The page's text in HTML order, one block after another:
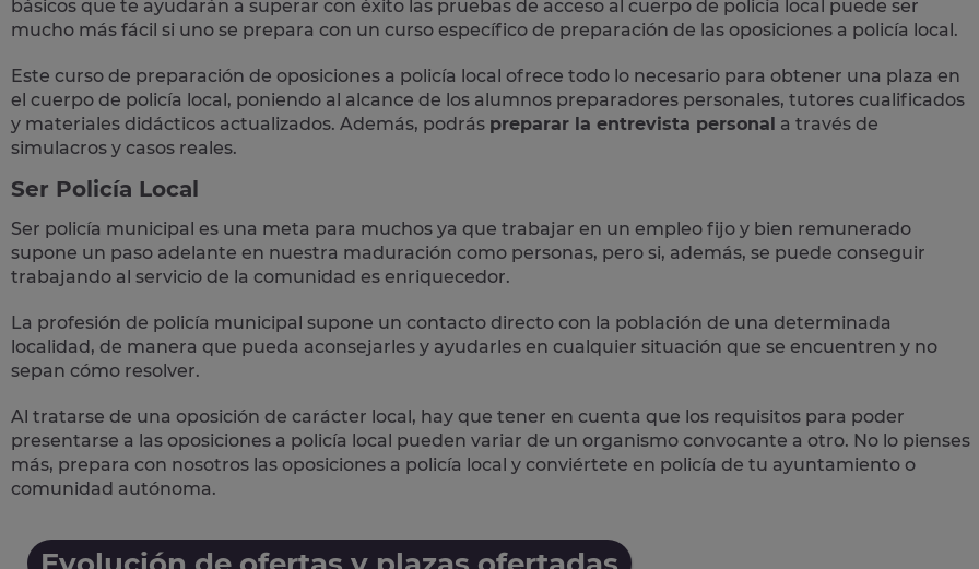
básicos que te ayudarán a superar con éxito las pruebas de acceso al cuerpo de policía local puede ser
mucho más fácil si uno se prepara con un curso específico de preparación de las oposiciones a policía local.
Este curso de preparación de oposiciones a policía local ofrece todo lo necesario para obtener una plaza en
el cuerpo de policía local, poniendo al alcance de los alumnos preparadores personales, tutores cualificados
y materiales didácticos actualizados. Además, podrás preparar la entrevista personal a través de
simulacros y casos reales.
Ser Policía Local
Ser policía municipal es una meta para muchos ya que trabajar en un empleo fijo y bien remunerado
supone un paso adelante en nuestra maduración como personas, pero si, además, se puede conseguir
trabajando al servicio de la comunidad es enriquecedor.
La profesión de policía municipal supone un contacto directo con la población de una determinada
localidad, de manera que pueda aconsejarles y ayudarles en cualquier situación que se encuentren y no
sepan cómo resolver.
Al tratarse de una oposición de carácter local, hay que tener en cuenta que los requisitos para poder
presentarse a las oposiciones a policía local pueden variar de un organismo convocante a otro. No lo pienses
más, prepara con nosotros las oposiciones a policía local y conviértete en policía de tu ayuntamiento o
comunidad autónoma.